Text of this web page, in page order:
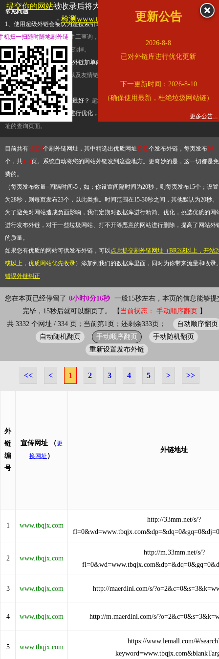
常见问题
1、使用超级外链会被认为是搜索引擎优化作弊吗？ 超级外链只是一个简便而集成
查询工具，模拟的是正常手工查询，不是作弊。如果是作弊，那您可以使用超级外
推广竞争对手的网址，让它k掉。
2、网站优化单纯依靠超级外链加单向链接可行吗？
链，需要结合普通的外链以及友情链接，您可以到站长论坛发布外链，到友情链接
台交换友情链接。
3、如何使用超级外链效果最好？ 超级外链不同于普通的外链，它是动态的链接，
有频繁使用超级外链工具进行优化，才能获得稳定的外链
，最终使搜索引擎收录带
址的查询页面。
目前共有13264个刷外链网址，其中精选出优质网址3332个发布外链，每页发布10
个，共334页。系统自动将您的网站外链发到这些地方。更奇妙的是，这一切都是免
费的。
（每页发布数量=间隔时间-5，如：你设置间隔时间为20秒，则每页发布15个；设置
为28秒，则每页发布23个，以此类推。时间范围在15-30秒之间，其他默认为20秒
为了避免对网站造成负面影响，我们定期对数据库进行精简、优化，挑选优质的网
进行发布外链，对于一些垃圾网站、打不开等恶意的网站进行删除，提高了网站外
的质量。
如果您有优质的网站可供发布外链，可以点此提交刷外链网址（BR2或以上，开站
或以上，优质网站优先收录） 添加到我们的数据库里面，同时为你带来流量和收录
错误外链纠正
您在本页已经停留了 0小时0分16秒 一般15秒左右，本页的信息能够提
完毕，15秒后就可以翻页了。 【 当前状态： 手动顺序翻页 】
共 3332 个网址 / 334 页；当前第1页；还剩余333页；
自动顺序翻页
自动随机翻页
手动顺序翻页
手动随机翻页
重新设置发布外链
<< < 1 2 3 4 5 > >>
外
链
编
号
宣传网址 （更
换网址 ）
外链地址
1 www.tbqjx.com
http://33mm.net/s/?
2 www.tbqjx.com
http://m.33mm.net/s/?
3 www.tbqjx.com http://maerdini.com/s/
4 www.tbqjx.com http://m.maerdini.com/s/
5 www.tbqjx.com
https://www.lemall.com/#/
提交你的网站被收录后将大幅提升流量和外链，
查看展示页面
- 检测www.tbqjx.com是否收录更新公告
2026-8-8
已对外链库进行优化更新
下一更新时间：2026-8-10
（确保使用最新，杜绝垃圾网站链）
更多公告...
机扫一扫随时随地刷外链